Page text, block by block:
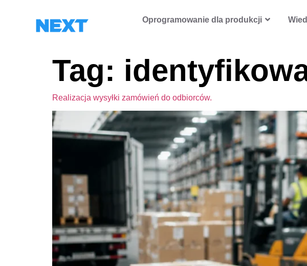
Oprogramowanie dla produkcji
Tag:
Realizacja wysyłki zamówień do odbiorców.